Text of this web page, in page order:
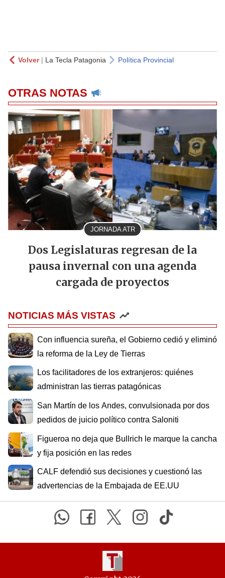
Volver| La Tecla Patagonia Política Provincial
OTRAS NOTAS
JORNADA ATR
Dos Legislaturas regresan de la
pausa invernal con una agenda
cargada de proyectos
NOTICIAS MÁS VISTAS
Con influencia sureña, el Gobierno cedió y eliminó
la reforma de la Ley de Tierras
Los facilitadores de los extranjeros: quiénes
administran las tierras patagónicas
San Martín de los Andes, convulsionada por dos
pedidos de juicio político contra Saloniti
Figueroa no deja que Bullrich le marque la cancha
y fija posición en las redes
CALF defendió sus decisiones y cuestionó las
advertencias de la Embajada de EE.UU